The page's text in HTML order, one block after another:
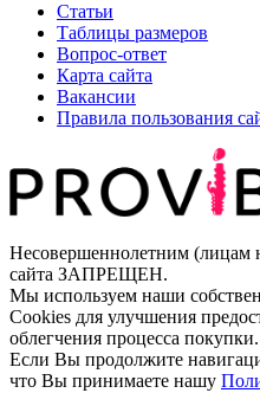
Статьи
Таблицы размеров
Вопрос-ответ
Карта сайта
Вакансии
Правила пользования
Несовершеннолетним (лицам
сайта ЗАПРЕЩЕН.
Мы используем наши
Cookies для улучшения
облегчения процесса покупки.
Если Вы продолжите
что Вы принимаете нашу